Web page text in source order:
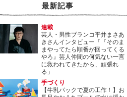
最新記事
連載
芸人・男性ブランコ平井まさあ
きさんインタビュー「『そのま
まやってたら順番が回ってくる
やろ』芸人仲間の何気ない一言
に救われてきたから、頑張れ
る」
手づくり
【牛乳パックで夏の工作！】お